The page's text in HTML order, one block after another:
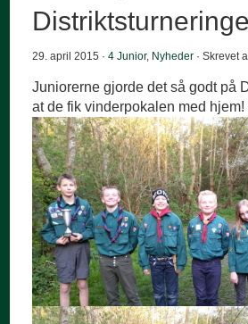
29. april 2015 ·4 Junior, Nyheder · Skrevet
Juniorerne gjorde det så godt på
at de fik vinderpokalen med hjem!